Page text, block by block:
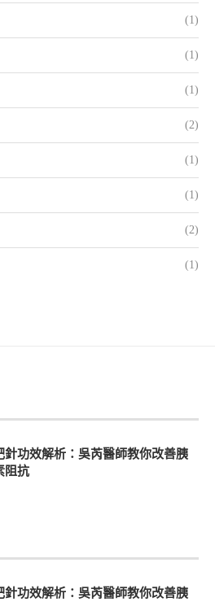
(1)
(1)
(1)
(2)
(1)
(1)
(2)
(1)
針功效解析：吳芮醫師教你改善胰
阻抗
針功效解析：吳芮醫師教你改善胰